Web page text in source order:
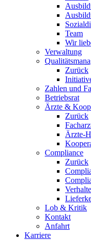
Team
Wir
Verwaltung
Zurück
Zahlen und
Betriebsrat
Ärzte &
Zurück
Ärzte-
Compliance
Zurück
Lob & Kritik
Kontakt
Anfahrt
Karriere